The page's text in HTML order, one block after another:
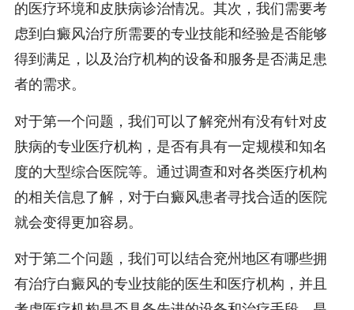
的医疗环境和皮肤病诊治情况。其次，我们需要考
虑到白癜风治疗所需要的专业技能和经验是否能够
得到满足，以及治疗机构的设备和服务是否满足患
者的需求。
对于第一个问题，我们可以了解兖州有没有针对皮
肤病的专业医疗机构，是否有具有一定规模和知名
度的大型综合医院等。通过调查和对各类医疗机构
的相关信息了解，对于白癜风患者寻找合适的医院
就会变得更加容易。
对于第二个问题，我们可以结合兖州地区有哪些拥
有治疗白癜风的专业技能的医生和医疗机构，并且